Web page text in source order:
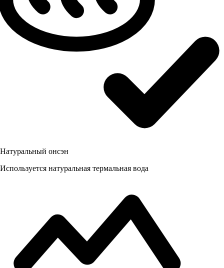
Натуральный онсэн
Используется натуральная термальная вода